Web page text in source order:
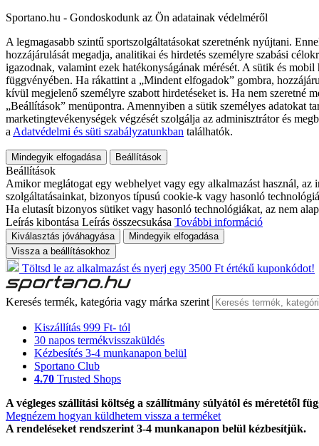
Sportano.hu - Gondoskodunk az Ön adatainak védelméről
A legmagasabb szintű sportszolgáltatásokat szeretnénk nyújtani.
hozzájárulását megadja, analitikai és hirdetés személyre szabási
igazodnak, valamint ezek hatékonyságának mérését. A sütik és
függvényében. Ha rákattint a „Mindent elfogadok” gombra,
kívül megjelenő személyre szabott hirdetéseket is. Ha nem szeretné
„Beállítások” menüpontra. Amennyiben a sütik személyes adatokat
marketingtevékenységek végzését szolgálja az adminisztrátor és
a Adatvédelmi és süti szabályzatunkban találhatók.
Mindegyik elfogadása Beállítások
Beállítások
Amikor meglátogat egy webhelyet vagy egy alkalmazást használ,
szolgáltatásainkat, bizonyos típusú cookie-k vagy hasonló
Ha elutasít bizonyos sütiket vagy hasonló technológiákat, az nem
Leírás kibontása Leírás összecsukása További információ
Kiválasztás jóváhagyása
Mindegyik elfogadása
Vissza a beállításokhoz
Töltsd le az alkalmazást és nyerj egy 3500 Ft értékű kuponkódot!
Keresés termék, kategória vagy márka szerint
Kiszállítás 999 Ft- tól
30 napos termékvisszaküldés
Kézbesítés 3-4 munkanapon belül
Sportano Club
4.70 Trusted Shops
A végleges szállítási költség a szállítmány súlyától és méretétől
Megnézem hogyan küldhetem vissza a terméket
A rendeléseket rendszerint 3-4 munkanapon belül kézbesítjük.